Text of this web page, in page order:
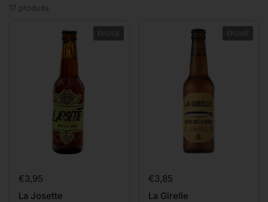
17 produits
Prix:
€3,95
La Josette
ÉPUISÉ
Prix:
€3,85
La Girelle
ÉPUISÉ